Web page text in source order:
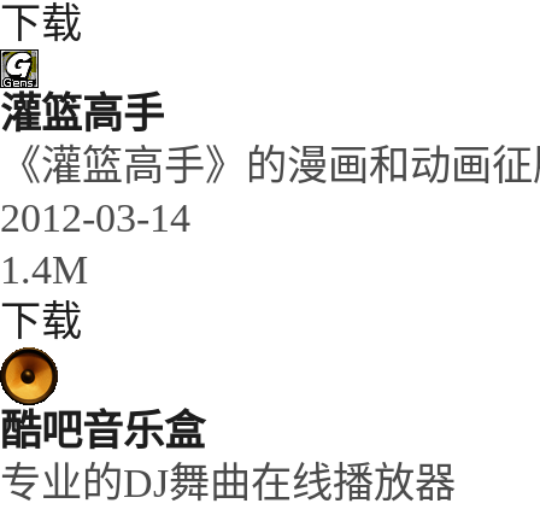
下载
灌篮高手
《灌篮高手》的漫画和动画
2012-03-14
1.4M
下载
酷吧音乐盒
专业的DJ舞曲在线播放器